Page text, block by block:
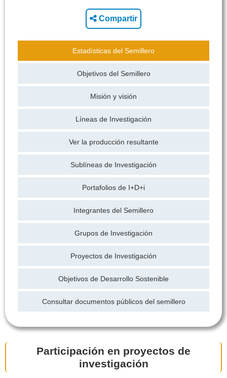
Compartir
Estadísticas del Semillero
Objetivos del Semillero
Misión y visión
Líneas de Investigación
Ver la producción resultante
Sublíneas de Investigación
Portafolios de I+D+i
Integrantes del Semillero
Grupos de Investigación
Proyectos de Investigación
Objetivos de Desarrollo Sostenible
Consultar documentos públicos del semillero
Participación en proyectos de
investigación